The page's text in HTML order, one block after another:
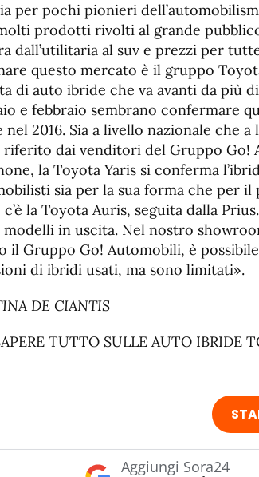
per pochi pionieri
prodotti rivolti al grande
dall’utilitaria al suv e prezzi per
questo mercato è il gruppo
di auto ibride che va avanti da più
e febbraio sembrano confermare
nel 2016. Sia a livello nazionale che
riferito dai venditori del Gruppo Go!
la Toyota Yaris si conferma
sia per la sua forma che per il
la Toyota Auris, seguita dalla
modelli in uscita. Nel nostro
il Gruppo Go! Automobili, è
di ibridi usati, ma sono limitati».
DE CIANTIS
TUTTO SULLE AUTO IBRIDE
Aggiungi Sora24